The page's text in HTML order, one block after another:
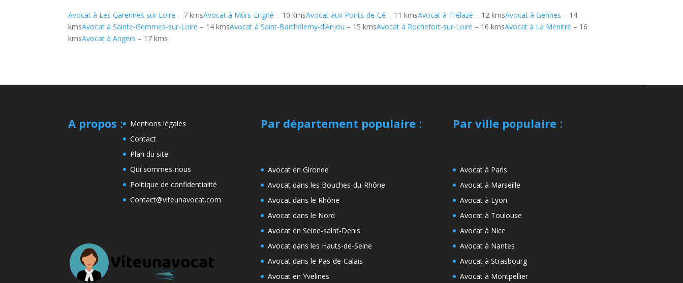
Avocat à Les Garennes sur Loire – 7 kmsAvocat à Mûrs-Erigné – 10 kmsAvocat aux Ponts-de-Cé – 11 kmsAvocat à Trélazé – 12 kmsAvocat à Gennes – 14
kmsAvocat à Sainte-Gemmes-sur-Loire – 14 kmsAvocat à Saint-Barthélemy-d’Anjou – 15 kmsAvocat à Rochefort-sur-Loire – 16 kmsAvocat à La Ménitré – 16
kmsAvocat à Angers – 17 kms
A propos :
Mentions légales
Contact
Plan du site
Qui sommes-nous
Politique de confidentialité
Contact@viteunavocat.com
Par département populaire:
Avocat en Gironde
Avocat dans les Bouches-du-Rhône
Avocat dans le Rhône
Avocat dans le Nord
Avocat en Seine-saint-Denis
Avocat dans les Hauts-de-Seine
Avocat dans le Pas-de-Calais
Avocat en Yvelines
Par ville populaire:
Avocat à Paris
Avocat à Marseille
Avocat à Lyon
Avocat à Toulouse
Avocat à Nice
Avocat à Nantes
Avocat à Strasbourg
Avocat à Montpellier